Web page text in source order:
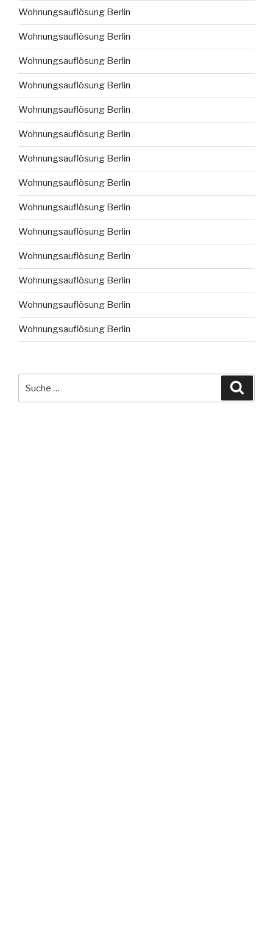
Wohnungsauflösung Berlin
Wohnungsauflösung Berlin
Wohnungsauflösung Berlin
Wohnungsauflösung Berlin
Wohnungsauflösung Berlin
Wohnungsauflösung Berlin
Wohnungsauflösung Berlin
Wohnungsauflösung Berlin
Wohnungsauflösung Berlin
Wohnungsauflösung Berlin
Wohnungsauflösung Berlin
Wohnungsauflösung Berlin
Wohnungsauflösung Berlin
Wohnungsauflösung Berlin
nach: